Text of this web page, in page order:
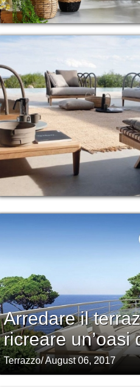
Arredare il
ricreare un’oasi
Terrazzo/August 06, 2017